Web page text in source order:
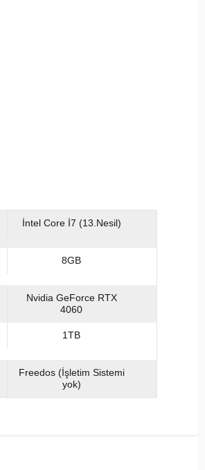
İntel Core İ7 (13.Nesil)
8GB
Nvidia GeForce RTX
4060
1TB
Freedos (İşletim Sistemi
yok)